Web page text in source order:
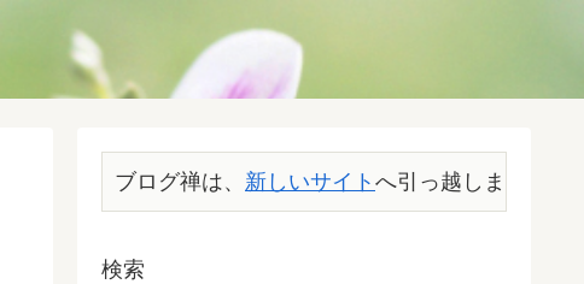
ブログ禅は、 新しいサイトへ引っ越しました。
検索